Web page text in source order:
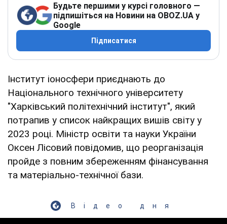
Будьте першими у курсі головного —
підпишіться на Новини на OBOZ.UA у
Google
Підписатися
Інститут іоносфери приєднають до
Національного технічного університету
"Харківський політехнічний інститут", який
потрапив у список найкращих вишів світу у
2023 році. Міністр освіти та науки України
Оксен Лісовий повідомив, що реорганізація
пройде з повним збереженням фінансування
та матеріально-технічної бази.
Відео дня